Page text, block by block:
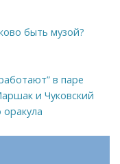
быть музой?
в паре
и Чуковский